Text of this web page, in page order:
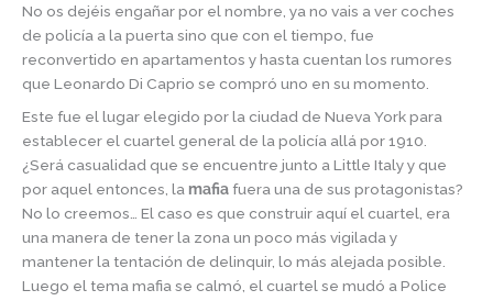
No os dejéis engañar por el nombre, ya no vais a ver coches
de policía a la puerta sino que con el tiempo, fue
reconvertido en apartamentos y hasta cuentan los rumores
que Leonardo Di Caprio se compró uno en su momento.
Este fue el lugar elegido por la ciudad de Nueva York para
establecer el cuartel general de la policía allá por 1910.
¿Será casualidad que se encuentre junto a Little Italy y que
por aquel entonces, la mafia fuera una de sus protagonistas?
No lo creemos… El caso es que construir aquí el cuartel, era
una manera de tener la zona un poco más vigilada y
mantener la tentación de delinquir, lo más alejada posible.
Luego el tema mafia se calmó, el cuartel se mudó a Police